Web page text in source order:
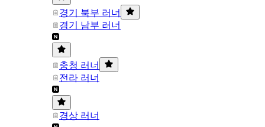
경기 북부 러너
경기 남부 러너
충청 러너
전라 러너
경상 러너